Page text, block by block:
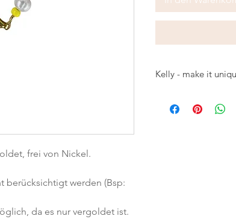
frei von Nickel.
berücksichtigt werden (Bsp:
da es nur vergoldet ist.
Kelly - make it
Ihr besonderes